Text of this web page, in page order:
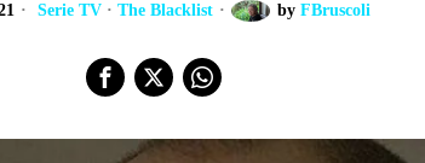
Serie TV · The Blacklist by FBruscoli